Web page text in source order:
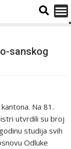
sanskog
Na 81.
utvrdili su broj
studija svih
Odluke